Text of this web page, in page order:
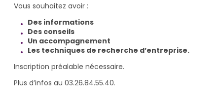
Vous souhaitez avoir :
Des informations
Des conseils
Un accompagnement
Les techniques de recherche d’entreprise.
Inscription préalable nécessaire.
Plus d’infos au 03.26.84.55.40.